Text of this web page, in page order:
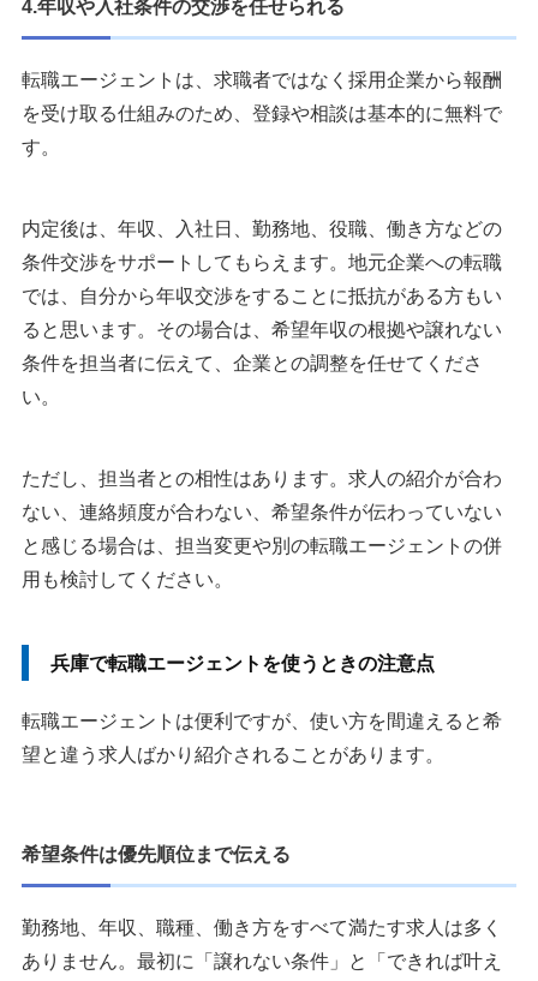
4.年収や入社条件の交渉を任せられる
転職エージェントは、求職者ではなく採用企業から報酬
を受け取る仕組みのため、登録や相談は基本的に無料で
す。
内定後は、年収、入社日、勤務地、役職、働き方などの
条件交渉をサポートしてもらえます。地元企業への転職
では、自分から年収交渉をすることに抵抗がある方もい
ると思います。その場合は、希望年収の根拠や譲れない
条件を担当者に伝えて、企業との調整を任せてくださ
い。
ただし、担当者との相性はあります。求人の紹介が合わ
ない、連絡頻度が合わない、希望条件が伝わっていない
と感じる場合は、担当変更や別の転職エージェントの併
用も検討してください。
兵庫で転職エージェントを使うときの注意点
転職エージェントは便利ですが、使い方を間違えると希
望と違う求人ばかり紹介されることがあります。
希望条件は優先順位まで伝える
勤務地、年収、職種、働き方をすべて満たす求人は多く
ありません。最初に「譲れない条件」と「できれば叶え